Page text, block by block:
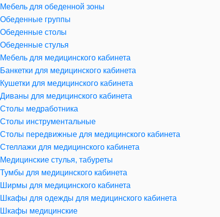
Мебель для обеденной зоны
Обеденные группы
Обеденные столы
Обеденные стулья
Мебель для медицинского кабинета
Банкетки для медицинского кабинета
Кушетки для медицинского кабинета
Диваны для медицинского кабинета
Столы медработника
Столы инструментальные
Столы передвижные для медицинского кабинета
Стеллажи для медицинского кабинета
Медицинские стулья, табуреты
Тумбы для медицинского кабинета
Ширмы для медицинского кабинета
Шкафы для одежды для медицинского кабинета
Шкафы медицинские